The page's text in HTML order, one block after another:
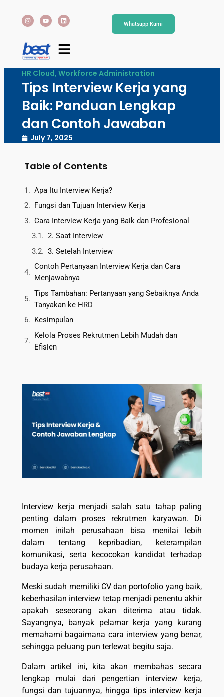
Whatsapp Kami
HR Cloud, Workforce Administration
Tips Interview Kerja yang
Baik: Panduan Lengkap
dan Contoh Jawaban
July 7, 2025
Table of Contents
Apa Itu Interview Kerja?
Fungsi dan Tujuan Interview Kerja
Cara Interview Kerja yang Baik dan Profesional
2. Saat Interview
3. Setelah Interview
Contoh Pertanyaan Interview Kerja dan Cara
Menjawabnya
Tips Tambahan: Pertanyaan yang Sebaiknya Anda
Tanyakan ke HRD
Kesimpulan
Kelola Proses Rekrutmen Lebih Mudah dan
Efisien
Interview kerja menjadi salah satu tahap paling
penting dalam proses rekrutmen karyawan. Di
momen inilah perusahaan bisa menilai lebih
dalam tentang kepribadian, keterampilan
komunikasi, serta kecocokan kandidat terhadap
budaya kerja perusahaan.
Meski sudah memiliki CV dan portofolio yang baik,
keberhasilan interview tetap menjadi penentu akhir
apakah seseorang akan diterima atau tidak.
Sayangnya, banyak pelamar kerja yang kurang
memahami bagaimana cara interview yang benar,
sehingga peluang pun terlewat begitu saja.
Dalam artikel ini, kita akan membahas secara
lengkap mulai dari pengertian interview kerja,
fungsi dan tujuannya, hingga tips interview kerja